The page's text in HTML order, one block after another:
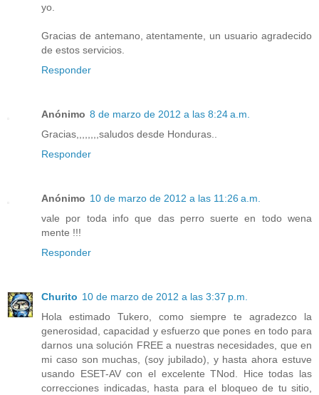
yo.
Gracias de antemano, atentamente, un usuario agradecido
de estos servicios.
Responder
Anónimo 8 de marzo de 2012 a las 8:24 a.m.
Gracias,,,,,,,,saludos desde Honduras..
Responder
Anónimo 10 de marzo de 2012 a las 11:26 a.m.
vale por toda info que das perro suerte en todo wena
mente !!!
Responder
Churito 10 de marzo de 2012 a las 3:37 p.m.
Hola estimado Tukero, como siempre te agradezco la
generosidad, capacidad y esfuerzo que pones en todo para
darnos una solución FREE a nuestras necesidades, que en
mi caso son muchas, (soy jubilado), y hasta ahora estuve
usando ESET-AV con el excelente TNod. Hice todas las
correcciones indicadas, hasta para el bloqueo de tu sitio,